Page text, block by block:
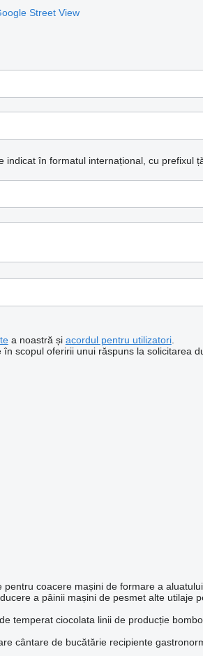
Street View
în formatul internațional, cu prefixul
a noastră și acordul pentru utilizatori.
scopul oferirii unui răspuns la solicitarea
pentru coacere mașini de formare a aluatului
a pâinii mașini de pesmet alte utilaje
temperat ciocolata linii de producție
cântare de bucătărie recipiente